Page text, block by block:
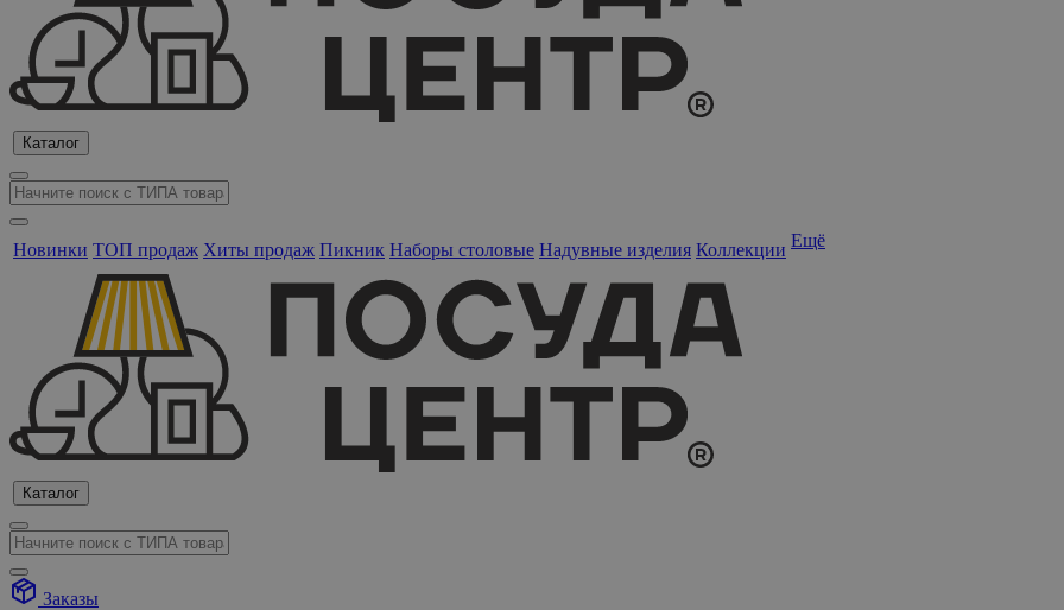
Каталог
Новинки ТОП продаж Хиты продаж Пикник Наборы столовые Надувные изделия Коллекции Ещё
Каталог
Заказы